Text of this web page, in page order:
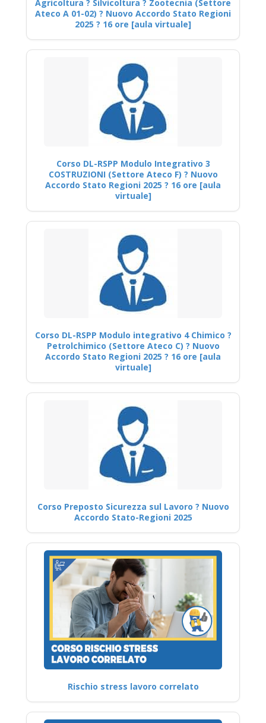
Agricoltura ? Silvicoltura ? Zootecnia (Settore
Ateco A 01-02) ? Nuovo Accordo Stato Regioni
2025 ? 16 ore [aula virtuale]
Corso DL-RSPP Modulo Integrativo 3
COSTRUZIONI (Settore Ateco F) ? Nuovo
Accordo Stato Regioni 2025 ? 16 ore [aula
virtuale]
Corso DL-RSPP Modulo integrativo 4 Chimico ?
Petrolchimico (Settore Ateco C) ? Nuovo
Accordo Stato Regioni 2025 ? 16 ore [aula
virtuale]
Corso Preposto Sicurezza sul Lavoro ? Nuovo
Accordo Stato-Regioni 2025
Rischio stress lavoro correlato